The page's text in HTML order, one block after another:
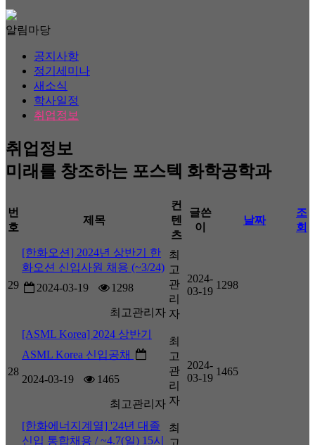
알림마당
공지사항
정기세미나
새소식
학사일정
취업정보
취업정보
미래를 창조하는 포스텍 화학공학과
번
호
제목
컨
텐
츠
글쓴
이
날짜
조
회
29
[한화오션] 2024년 상반기 한
화오션 신입사원 채용 (~3/24)
2024-03-19
1298
최고관리자
최
고
관
리
자
2024-
03-19
1298
28
[ASML Korea] 2024 상반기
ASML Korea 신입공채
2024-03-19 1465
최고관리자
최
고
관
리
자
2024-
03-19
1465
[한화에너지계열] '24년 대졸
신입 통합채용 / ~4.7(일) 15시
최
고